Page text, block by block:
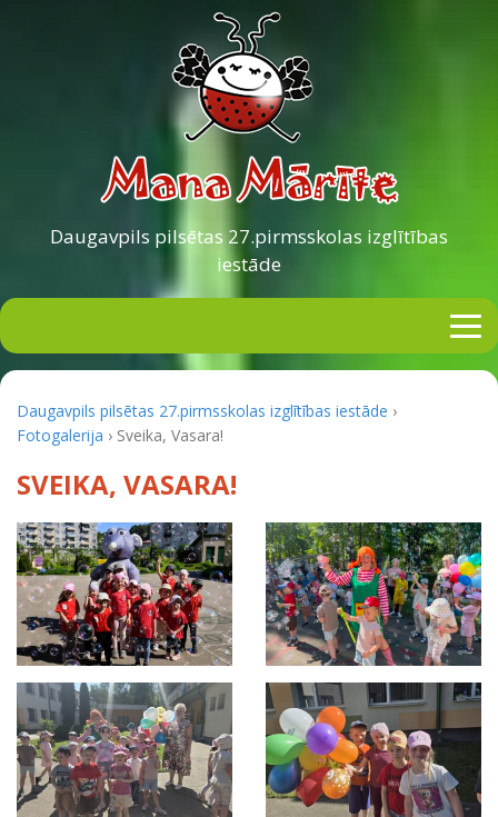
Daugavpils pilsētas 27.pirmsskolas izglītības
iestāde
Daugavpils pilsētas 27.pirmsskolas izglītības iestāde ›
Fotogalerija › Sveika, Vasara!
SVEIKA, VASARA!